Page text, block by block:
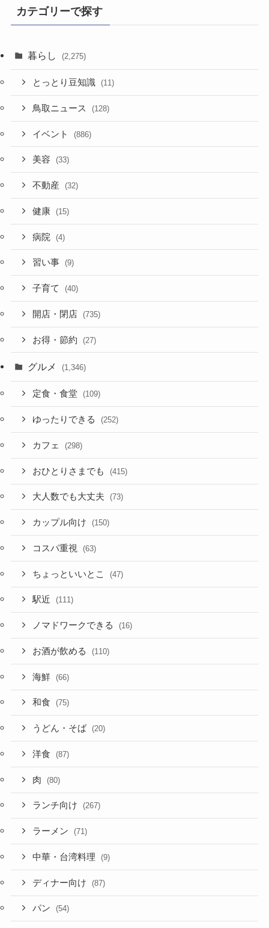
カテゴリーで探す
暮らし (2,275)
とっとり豆知識 (11)
鳥取ニュース (128)
イベント (886)
美容 (33)
不動産 (32)
健康 (15)
病院 (4)
習い事 (9)
子育て (40)
開店・閉店 (735)
お得・節約 (27)
グルメ (1,346)
定食・食堂 (109)
ゆったりできる (252)
カフェ (298)
おひとりさまでも (415)
大人数でも大丈夫 (73)
カップル向け (150)
コスパ重視 (63)
ちょっといいとこ (47)
駅近 (111)
ノマドワークできる (16)
お酒が飲める (110)
海鮮 (66)
和食 (75)
うどん・そば (20)
洋食 (87)
肉 (80)
ランチ向け (267)
ラーメン (71)
中華・台湾料理 (9)
ディナー向け (87)
パン (54)